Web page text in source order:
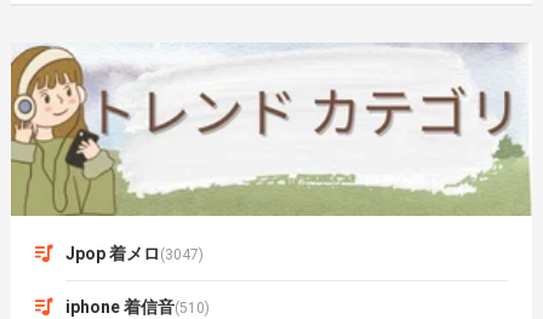
Jpop 着メロ (3047)
iphone 着信音(510)